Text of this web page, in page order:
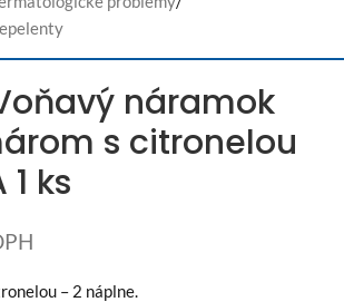
Voňavý náramok
s citronelou
1 ks
– 2 náplne.